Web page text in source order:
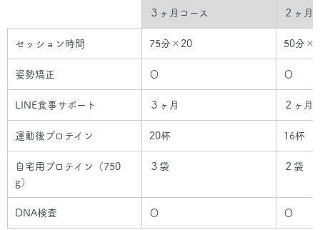
３ヶ月コース ２ヶ月
セッション時間 75分×20 50分
姿勢矯正 〇 〇
LINE食事サポート ３ヶ月 ２ヶ月
運動後プロテイン 20杯 16杯
自宅用プロテイン（750
g）
３袋 ２袋
DNA検査 〇 〇